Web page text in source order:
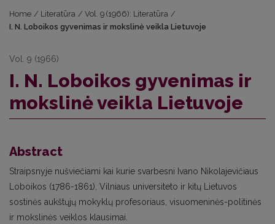
Home / Literatūra / Vol. 9 (1966): Literatūra /
I. N. Loboikos gyvenimas ir mokslinė veikla Lietuvoje
Vol. 9 (1966)
I. N. Loboikos gyvenimas ir
mokslinė veikla Lietuvoje
Abstract
Straipsnyje nušviečiami kai kurie svarbesni Ivano Nikolajevičiaus
Loboikos (1786-1861), Vilniaus universiteto ir kitų Lietuvos
sostinės aukštųjų mokyklų profesoriaus, visuomeninės-politinės
ir mokslinės veiklos klausimai.